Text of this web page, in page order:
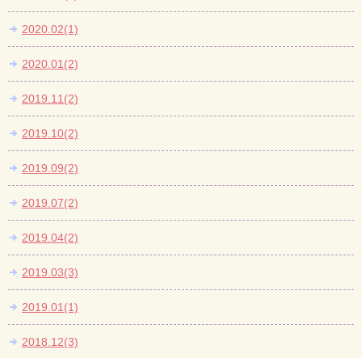
2020.02(1)
2020.01(2)
2019.11(2)
2019.10(2)
2019.09(2)
2019.07(2)
2019.04(2)
2019.03(3)
2019.01(1)
2018.12(3)